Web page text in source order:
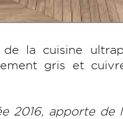
la cuisine
gris et
2016, apporte